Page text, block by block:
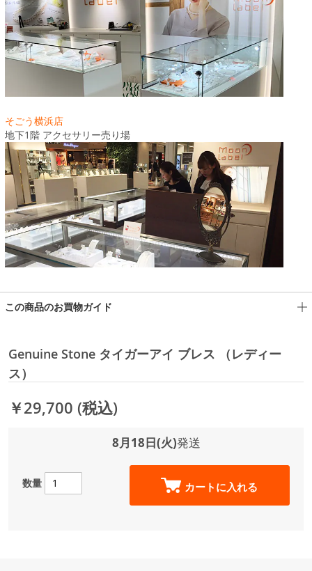
そごう横浜店
地下1階 アクセサリー売り場
この商品のお買物ガイド
Genuine Stone タイガーアイ ブレス （レディー
ス）
￥29,700 (税込)
8月18日(火)発送
数量 カートに入れる